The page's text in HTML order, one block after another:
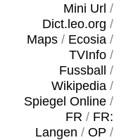
Mini Url /
Dict.leo.org /
Maps/ Ecosia/
TVInfo/
Fussball
/
Wikipedia/
Spiegel Online/
FR / FR:
Langen / OP /